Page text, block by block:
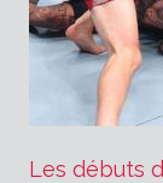
Les débuts